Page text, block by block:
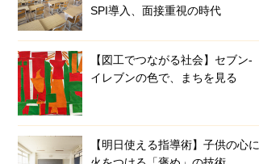
SPI導入、面接重視の時代
【図工でつながる社会】セブン‐
イレブンの色で、まちを見る
【明日使える指導術】子供の心に